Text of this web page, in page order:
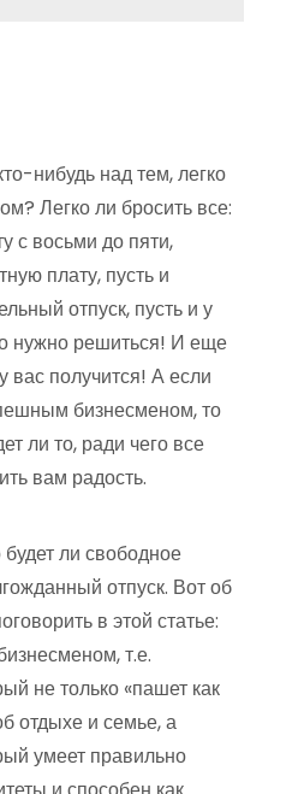
нибудь над тем, легко
Легко ли бросить все:
с восьми до пяти,
плату, пусть и
отпуск, пусть и у
нужно решиться! И еще
вас получится! А если
бизнесменом, то
ли то, ради чего все
вам радость.
будет ли свободное
отпуск. Вот об
в этой статье:
т.е.
не только «пашет как
отдыхе и семье, а
умеет правильно